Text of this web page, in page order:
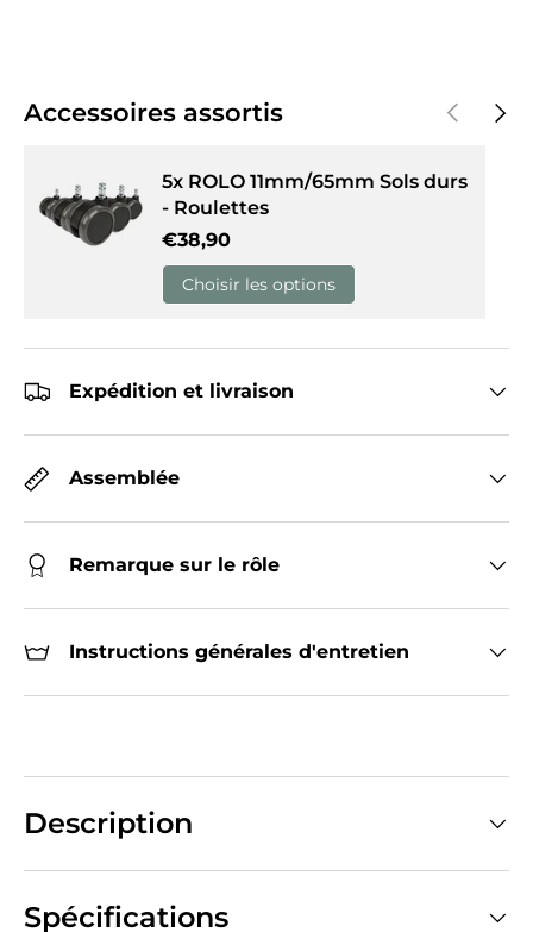
Accessoires assortis Précédent
5x ROLO 11mm/65mm Sols durs
- Roulettes
Prix habituel
€38,90
Choisir les options
Expédition et livraison
Assemblée
Remarque sur le rôle
Instructions générales d'entretien
Description
Spécifications